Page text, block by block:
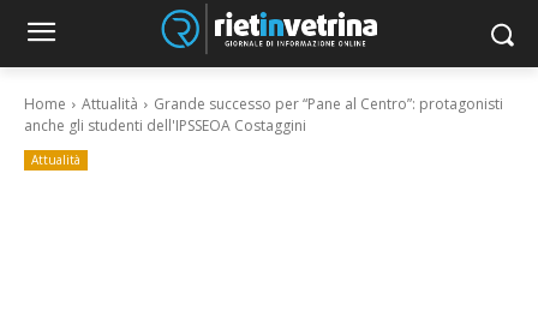
Home Attualità
Grande successo per “Pane al Centro”: protagonisti
anche gli studenti dell'IPSSEOA Costaggini
Attualità